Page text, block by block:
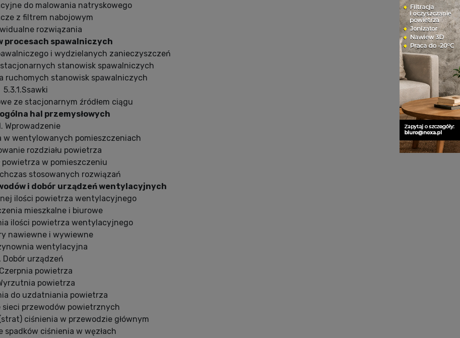
do malowania natryskowego
z filtrem nabojowym
rozwiązania
procesach spawalniczych
i wydzielanych zanieczyszczeń
stanowisk spawalniczych
ruchomych stanowisk spawalniczych
5.3.1.Ssawki
ze stacjonarnym źródłem ciągu
hal przemysłowych
Wprowadzenie
w wentylowanych pomieszczeniach
rozdziału powietrza
powietrza w pomieszczeniu
stosowanych rozwiązań
i dobór urządzeń wentylacyjnych
ilości powietrza wentylacyjnego
mieszkalne i biurowe
ilości powietrza wentylacyjnego
nawiewne i wywiewne
wentylacyjna
Dobór urządzeń
Czerpnia powietrza
powietrza
do uzdatniania powietrza
sieci przewodów powietrznych
ciśnienia w przewodzie głównym
spadków ciśnienia w węzłach